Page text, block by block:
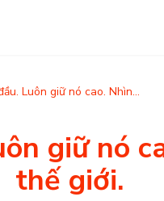
Luôn giữ nó cao. Nhìn...
giữ nó
thế giới.